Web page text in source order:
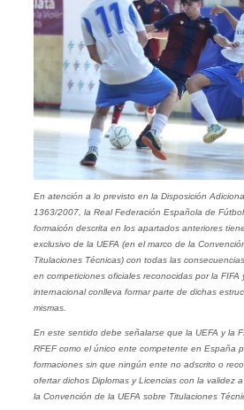
En atención a lo previsto en la Disposición
1363/2007, la Real Federación Española de
formaicón descrita en los apartados anteriores
exclusivo de la UEFA (en el marco de la
Titulaciones Técnicas) con todas las
en competiciones oficiales reconocidas por la FIFA
internacional conlleva formar parte de dichas
mismas.
En este sentido debe señalarse que la UEFA y la
RFEF como el único ente competente en España
formaciones sin que ningún ente no adscrito o
ofertar dichos Diplomas y Licencias con la validez
la Convención de la UEFA sobre Titulaciones